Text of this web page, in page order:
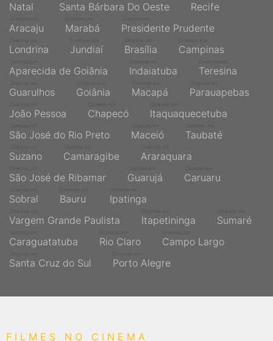
Natal Santa Bárbara Do Oeste Recife
Aracaju Marabá Presidente Prudente
Londrina Jundiaí Brasília Campinas
Aparecida de Goiânia Indaiatuba Teresina
Guarulhos Goiânia Macapá Parauapebas
João Pessoa Chapecó Itaquaquecetuba
São José do Rio Preto Maceió Taubaté
Suzano Camaragibe Araraquara
São José de Ribamar Guarujá Caruaru
Sobral Bauru Ipatinga
Vargem Grande Paulista Itapetininga Sumaré
Caraguatatuba Rio Claro Campo Largo
Santa Cruz do Sul Porto Alegre
FILMES NO CINEMA